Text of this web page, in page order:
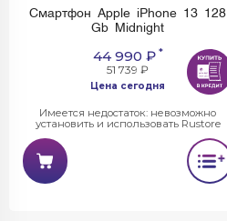
Смартфон Apple iPhone 13 128
Gb Midnight
44 990 ₽*
51 739 ₽
Цена сегодня
Имеется недостаток: невозможно
установить и использовать Rustore